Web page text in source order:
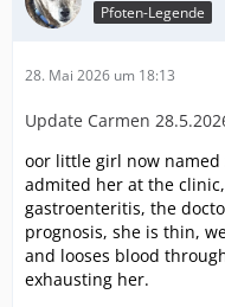
Pfoten-Legende
28. Mai 2026 um 18:13
Update Carmen
oor little girl now named
admited her at the
gastroenteritis, the
prognosis, she is thin,
and looses blood
exhausting her.